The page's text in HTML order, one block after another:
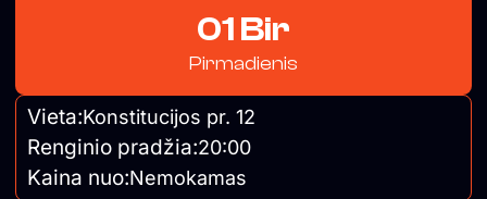
01 Bir
Pirmadienis
Vieta:Konstitucijos pr. 12
Renginio pradžia:20:00
Kaina nuo:Nemokamas